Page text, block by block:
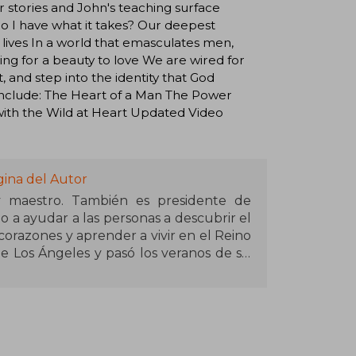
and John's teaching surface
I have what it takes? Our deepest
In a world that emasculates men,
for a beauty to love We are wired for
and step into the identity that God
The Heart of a Man The Power
the Wild at Heart Updated Video
del Autor
También es presidente de
ayudar a las personas a descubrir el
y aprender a vivir en el Reino
Los Ángeles y pasó los veranos de su